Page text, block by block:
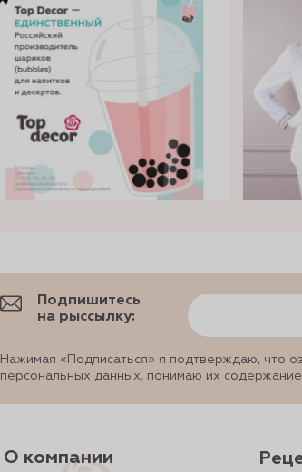
Подпишитесь
на рыссылку:
Нажимая «Подписаться» я подтверждаю, что
персональных данных, понимаю их
О компании